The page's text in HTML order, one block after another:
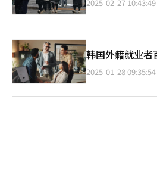
2025-02-27 10:43:49
韩国外籍就业者
2025-01-28 09:35:54